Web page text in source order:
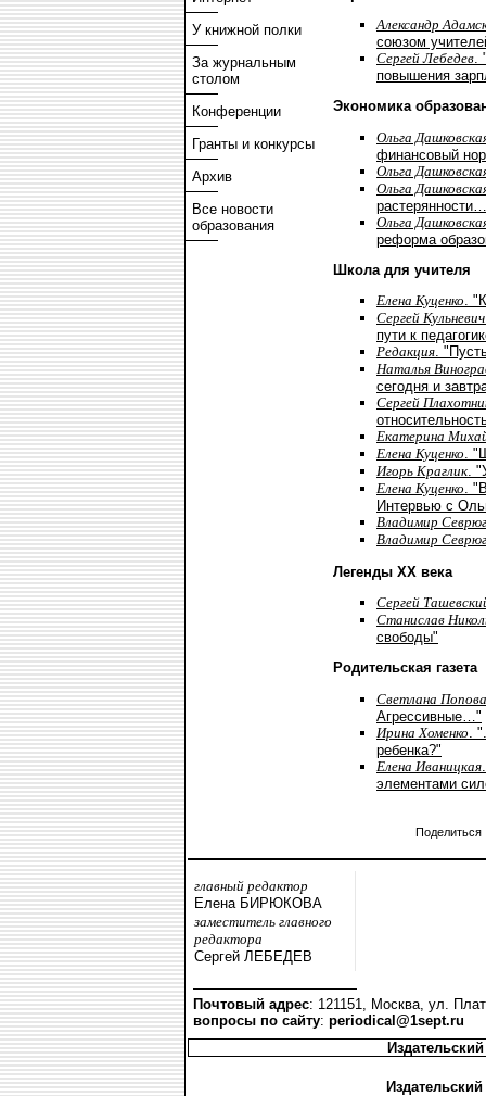
У книжной полки
За журнальным
столом
Конференции
Гранты и конкурсы
Архив
Все новости
образования
Александр
союзом
Сергей Лебедев.
повышения
Экономика
Ольга
финансовый
Ольга
Ольга
Ольга
реформа
Школа для учителя
Елена Куценко.
Сергей Кульневич
пути к
Редакция.
Наталья
сегодня и
Сергей
Екатерина
Елена Куценко.
Игорь Краглик.
Елена Куценко.
Интервью с
Владимир
Владимир
Легенды XX века
Сергей
Станислав
свободы"
Родительская газета
Светлана Попова
Агрессивные…"
Ирина Хоменко .
ребенка?"
Елена Иваницкая
элементами
Поделиться
главный редактор
Елена БИРЮКОВА
заместитель главного
редактора
Сергей ЛЕБЕДЕВ
Почтовый адрес: 121151, Москва, ул.
вопросы по сайту: periodical@1sept.ru